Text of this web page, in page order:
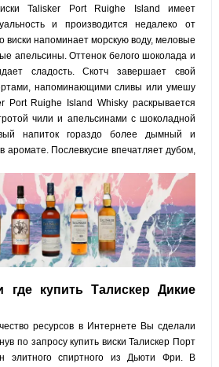
Talisker Port Ruighe Island имеет
и производится недалеко от
виски напоминает морскую воду, меловые
апельсины. Оттенок белого шоколада и
сладость. Скотч завершает свой
напоминающими сливы или умешу
Port Ruighe Island Whisky раскрывается
чили и апельсинами с шоколадной
напиток гораздо более дымный и
аромате. Послевкусие впечатляет дубом,
где купить Талискер Дикие
ресурсов в Интернете Вы сделали
по запросу купить виски Талискер Порт
элитного спиртного из Дьюти Фри. В